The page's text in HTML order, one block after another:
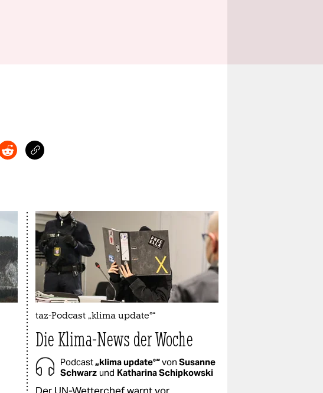
taz-Podcast „klima update°“
Die Klima-News der Woche
Podcast„klima update°“von Susanne
Schwarz und Katharina Schipkowski